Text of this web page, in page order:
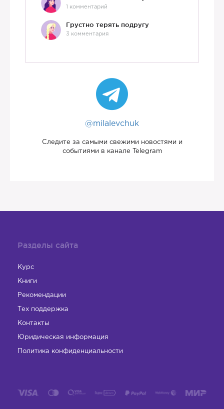
1 комментарий
Грустно терять подругу
3 комментария
@milalevchuk
Следите за самыми свежими новостями и
событиями в канале Telegram
Разделы сайта
Курс
Книги
Рекомендации
Тех поддержка
Контакты
Юридическая информация
Политика конфиденциальности